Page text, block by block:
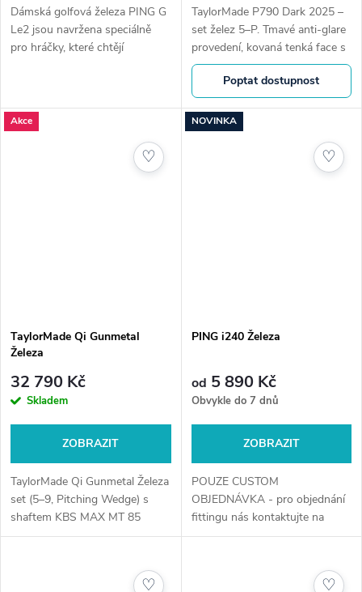
Dámská golfová železa PING G
Le2 jsou navržena speciálně
pro hráčky, které chtějí
Jedná se...
TaylorMade P790 Dark 2025 –
set želez 5–P. Tmavé anti-glare
provedení, kovaná tenká face s
dutým tělem, postupné těžiště
pro stabilní launch a kontrolu.
Výkon tour-inspired v...
Poptat dostupnost
Akce
TaylorMade Qi Gunmetal
Železa
32 790 Kč
Skladem
ZOBRAZIT
TaylorMade Qi Gunmetal Železa
set (5–9, Pitching Wedge) s
shaftem KBS MAX MT 85
nabízí kombinaci prémiového
odpouštění chyb a optimální
♡
NOVINKA
PING i240 Železa
od 5 890 Kč
Obvykle do 7 dnů
ZOBRAZIT
POUZE CUSTOM
OBJEDNÁVKA - pro objednání
fittingu nás kontaktujte na
telefonním čísle +420 720 029
obchod@golfshop4you.cz.
♡
♡ ♡